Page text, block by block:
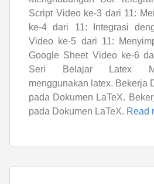
Script Video ke-3 dari 11:
ke-4 dari 11: Integrasi
Video ke-5 dari 11:
Google Sheet Video ke-6
Seri Belajar Latex
menggunakan latex. Bekerja
pada Dokumen LaTeX.
pada Dokumen LaTeX. Read